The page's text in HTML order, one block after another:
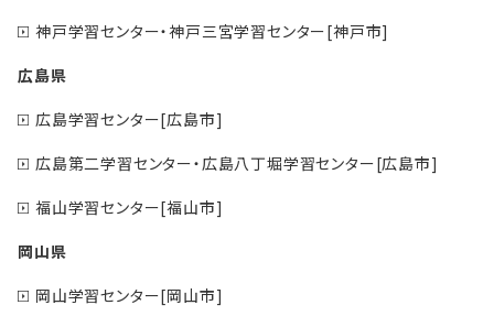
神戸学習センター・神戸三宮学習センター[神戸市]
広島県
広島学習センター[広島市]
広島第二学習センター・広島八丁堀学習センター[広島市]
福山学習センター[福山市]
岡山県
岡山学習センター[岡山市]